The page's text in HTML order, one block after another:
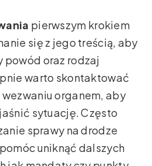
pierwszym krokiem
się z jego treścią, aby
powód oraz rodzaj
warto skontaktować
wezwaniu organem, aby
sytuację. Często
sprawy na drodze
uniknąć dalszych